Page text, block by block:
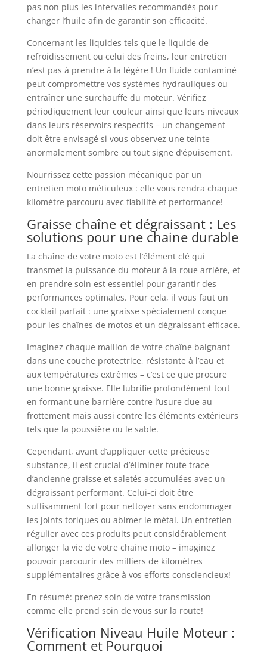
pas non plus les intervalles recommandés pour
changer l’huile afin de garantir son efficacité.
Concernant les liquides tels que le liquide de
refroidissement ou celui des freins, leur entretien
n’est pas à prendre à la légère ! Un fluide contaminé
peut compromettre vos systèmes hydrauliques ou
entraîner une surchauffe du moteur. Vérifiez
périodiquement leur couleur ainsi que leurs niveaux
dans leurs réservoirs respectifs – un changement
doit être envisagé si vous observez une teinte
anormalement sombre ou tout signe d’épuisement.
Nourrissez cette passion mécanique par un
entretien moto méticuleux : elle vous rendra chaque
kilomètre parcouru avec fiabilité et performance!
Graisse chaîne et dégraissant : Les
solutions pour une chaine durable
La chaîne de votre moto est l’élément clé qui
transmet la puissance du moteur à la roue arrière, et
en prendre soin est essentiel pour garantir des
performances optimales. Pour cela, il vous faut un
cocktail parfait : une graisse spécialement conçue
pour les chaînes de motos et un dégraissant efficace.
Imaginez chaque maillon de votre chaîne baignant
dans une couche protectrice, résistante à l’eau et
aux températures extrêmes – c’est ce que procure
une bonne graisse. Elle lubrifie profondément tout
en formant une barrière contre l’usure due au
frottement mais aussi contre les éléments extérieurs
tels que la poussière ou le sable.
Cependant, avant d’appliquer cette précieuse
substance, il est crucial d’éliminer toute trace
d’ancienne graisse et saletés accumulées avec un
dégraissant performant. Celui-ci doit être
suffisamment fort pour nettoyer sans endommager
les joints toriques ou abimer le métal. Un entretien
régulier avec ces produits peut considérablement
allonger la vie de votre chaine moto – imaginez
pouvoir parcourir des milliers de kilomètres
supplémentaires grâce à vos efforts consciencieux!
En résumé: prenez soin de votre transmission
comme elle prend soin de vous sur la route!
Vérification Niveau Huile Moteur :
Comment et Pourquoi